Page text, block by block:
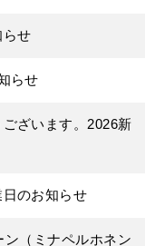
らせ
らせ
ざいます。2026新
のお知らせ
（ミナペルホネン